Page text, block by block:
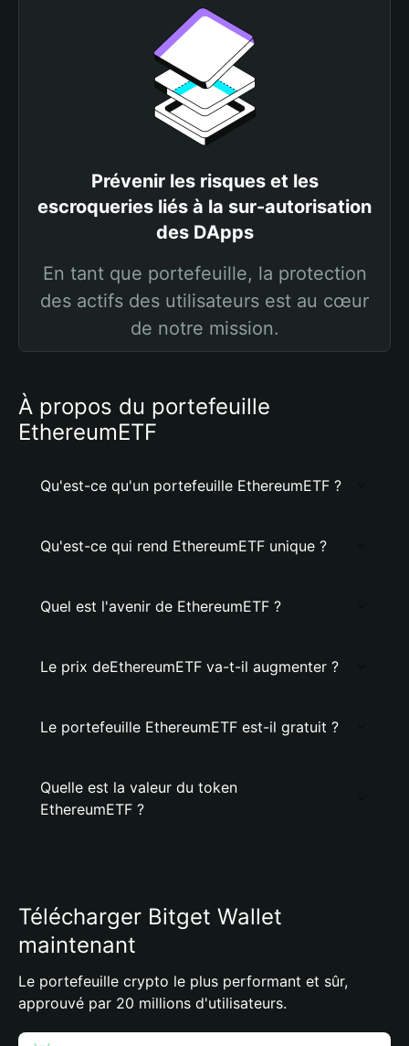
Prévenir les risques et les
escroqueries liés à la sur-autorisation
des DApps
En tant que portefeuille, la protection
des actifs des utilisateurs est au cœur
de notre mission.
À propos du portefeuille
EthereumETF
Qu'est-ce qu'un portefeuille EthereumETF ?
Qu'est-ce qui rend EthereumETF unique ?
Quel est l'avenir de EthereumETF ?
Le prix deEthereumETF va-t-il augmenter ?
Le portefeuille EthereumETF est-il gratuit ?
Quelle est la valeur du token
EthereumETF ?
Télécharger Bitget Wallet
maintenant
Le portefeuille crypto le plus performant et sûr,
approuvé par 20 millions d'utilisateurs.